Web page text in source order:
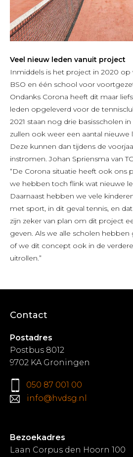
Veel nieuw leden vanuit project
Inmiddels is het project in 2020 op
BSO en één school voor
Ondanks Corona heeft dit maar
leden opgeleverd voor de
2021 staan nog drie basisscholen
zullen ook weer een aantal nieuwe
Deze kunnen dan tijdens de
instromen. Johan Spriensma van
“De Corona situatie heeft ook ons
we hebben toch flink wat nieuwe
Daarnaast hebben we vele
met sport, in dit geval tennis, en
zijn zeker van plan om dit project
geven. Als we alle scholen hebben
of we dit concept ook in de
uitrollen.”
Contact
Postadres
Postbus 8012
9702 KA Groningen
050 87 001 00
info@hvdsg.nl
Bezoekadres
Laan Corpus den Hoorn 100